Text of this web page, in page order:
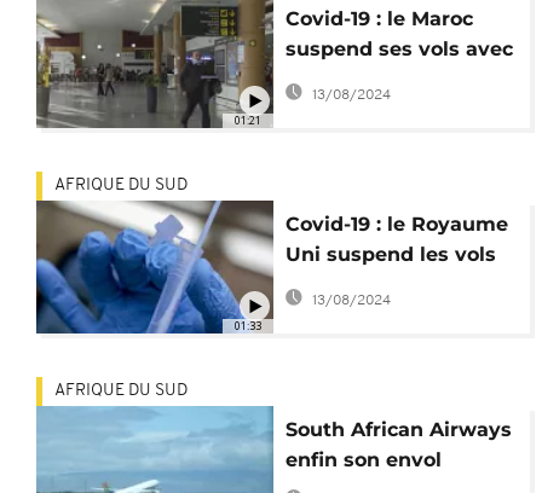
01:21
Covid-19 : le Maroc
suspend ses vols avec
la France
13/08/2024
01:33
AFRIQUE DU SUD
Covid-19 : le Royaume
Uni suspend les vols
vers l'Afrique du Sud
13/08/2024
AFRIQUE DU SUD
South African Airways
enfin son envol